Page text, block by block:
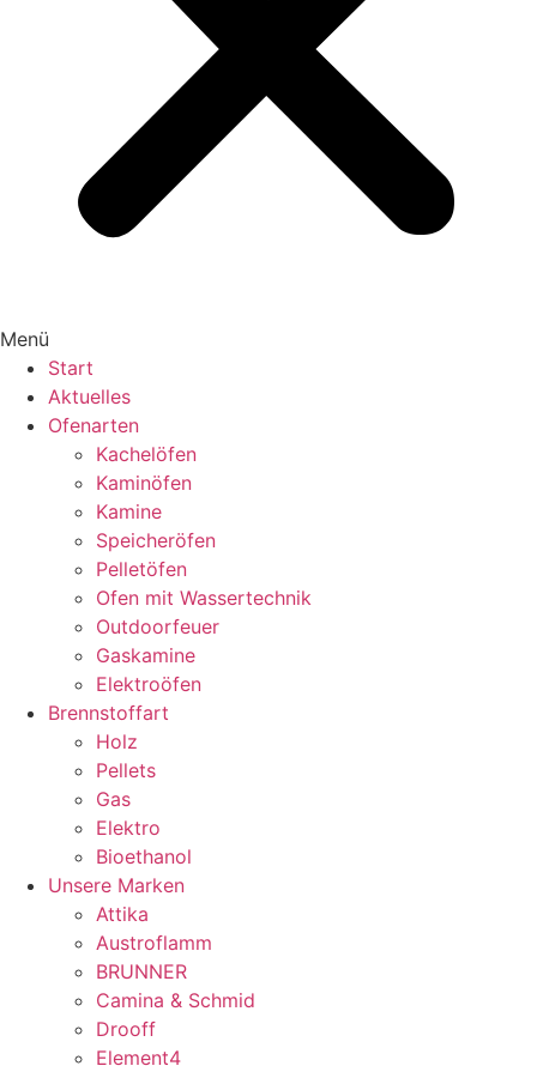
Menü
Start
Aktuelles
Ofenarten
Kachelöfen
Kaminöfen
Kamine
Speicheröfen
Pelletöfen
Ofen mit Wassertechnik
Outdoorfeuer
Gaskamine
Elektroöfen
Brennstoffart
Holz
Pellets
Gas
Elektro
Bioethanol
Unsere Marken
Attika
Austroflamm
BRUNNER
Camina & Schmid
Drooff
Element4